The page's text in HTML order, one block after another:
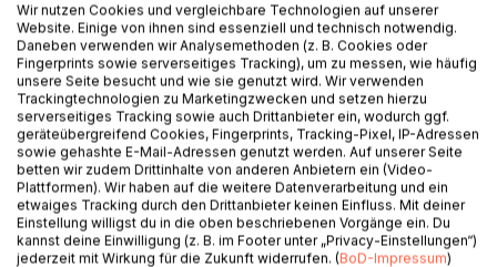
BESCHREIBUNG
Das vorliegende Buch untersucht die Rolle von
Nachhaltigkeit als Erfolgsfaktor der Arbeitgeberattraktivität
mittelständischer Unternehmen. Vor dem Hintergrund des
Fachkräftemangels und eines veränderten
Werteverständnisses potenzieller Bewerberinnen und
Bewerber gewinnen ökologische, soziale und ökonomische
Aspekte unternehmerischen Handelns zunehmend an
Bedeutung.
Wir nutzen Cookies und vergleichbare Technologien auf unserer
Website. Einige von ihnen sind essenziell und technisch notwendig.
Daneben verwenden wir Analysemethoden (z. B. Cookies oder
Fingerprints sowie serverseitiges Tracking), um zu messen, wie häufig
unsere Seite besucht und wie sie genutzt wird. Wir verwenden
Trackingtechnologien zu Marketingzwecken und setzen hierzu
serverseitiges Tracking sowie auch Drittanbieter ein, wodurch ggf.
geräteübergreifend Cookies, Fingerprints, Tracking-Pixel, IP-Adressen
sowie gehashte E-Mail-Adressen genutzt werden. Auf unserer Seite
betten wir zudem Drittinhalte von anderen Anbietern ein (Video-
Plattformen). Wir haben auf die weitere Datenverarbeitung und ein
etwaiges Tracking durch den Drittanbieter keinen Einfluss. Mit deiner
Einstellung willigst du in die oben beschriebenen Vorgänge ein. Du
kannst deine Einwilligung (z. B. im Footer unter „Privacy-Einstellungen“)
jederzeit mit Wirkung für die Zukunft widerrufen. (BoD-Impressum)